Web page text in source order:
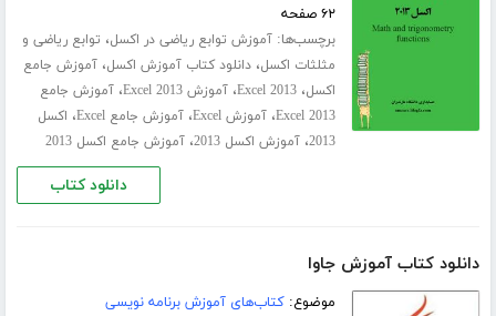
۶۲ صفحه
برچسب‌ها:آموزش توابع ریاضی در اکسل، توابع ریاضی و
مثلثات اکسل،دانلود کتاب آموزش اکسل،آموزش جامع
اکسل،Excel 2013،آموزش Excel 2013 ،آموزش جامع
Excel 2013،آموزش Excel ،آموزش جامع Excel ، اکسل
2013،آموزش اکسل 2013 ،آموزش جامع اکسل 2013
دانلود کتاب
دانلود کتاب آموزش جاوا
موضوع:کتاب‌های آموزش برنامه نویسی